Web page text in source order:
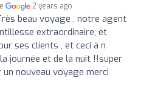
2 years ago
beau voyage , notre agent
extraordinaire, et
ses clients , et ceci à n
journée et de la nuit !!super
nouveau voyage merci